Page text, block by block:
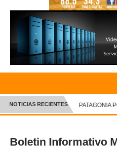
INICIO
CRÓNICA
DEPORTES ✕
NOTICIAS RECIENTES PATAGONIA
Boletin Informativo